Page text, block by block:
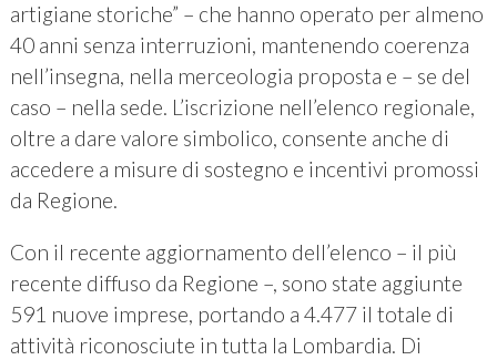
artigiane storiche” – che hanno operato per almeno
40 anni senza interruzioni, mantenendo coerenza
nell’insegna, nella merceologia proposta e – se del
caso – nella sede. L’iscrizione nell’elenco regionale,
oltre a dare valore simbolico, consente anche di
accedere a misure di sostegno e incentivi promossi
da Regione.
Con il recente aggiornamento dell’elenco – il più
recente diffuso da Regione –, sono state aggiunte
591 nuove imprese, portando a 4.477 il totale di
attività riconosciute in tutta la Lombardia. Di